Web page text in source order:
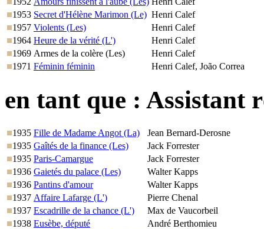
1953 Secret d'Hélène Marimon (Le) Henri Calef
1957 Violents (Les)
Henri Calef
1964 Heure de la vérité (L')
Henri Calef
1969 Armes de la colère (Les)
Henri Calef
1971 Féminin féminin Henri Calef, João Correa
en tant que : Assistant
1935 Fille de Madame Angot (La)
Jean Bernard-Derosne
1935 Gaîtés de la finance (Les)
Jack Forrester
1935 Paris-Camargue
Jack Forrester
1936 Gaietés du palace (Les)
Walter Kapps
1936 Pantins d'amour
Walter Kapps
1937 Affaire Lafarge (L')
Pierre Chenal
1937 Escadrille de la chance (L')
Max de Vaucorbeil
1938 Eusèbe, député
André Berthomieu